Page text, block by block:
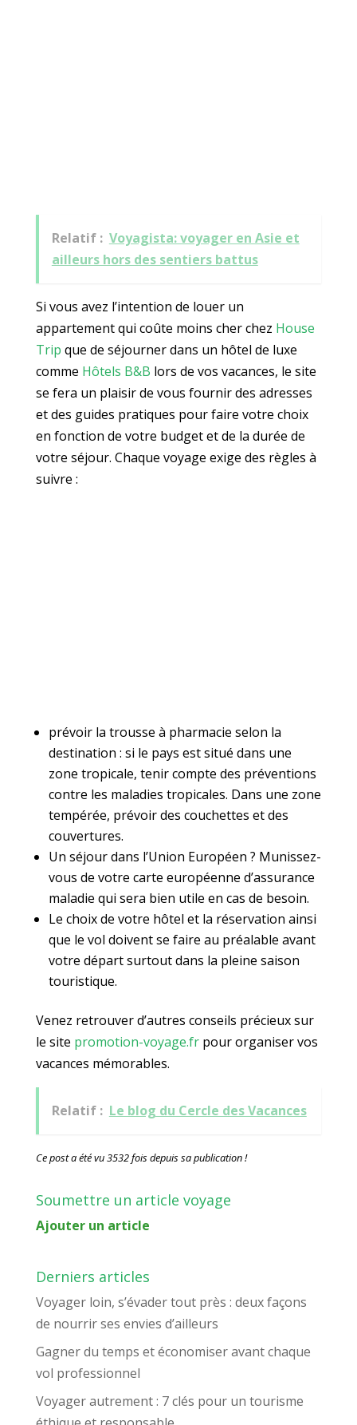
Relatif : Voyagista: voyager en Asie et
ailleurs hors des sentiers battus
Si vous avez l’intention de louer un
appartement qui coûte moins cher chez House
Trip que de séjourner dans un hôtel de luxe
comme Hôtels B&B lors de vos vacances, le site
se fera un plaisir de vous fournir des adresses
et des guides pratiques pour faire votre choix
en fonction de votre budget et de la durée de
votre séjour. Chaque voyage exige des règles à
suivre :
prévoir la trousse à pharmacie selon la
destination : si le pays est situé dans une
zone tropicale, tenir compte des préventions
contre les maladies tropicales. Dans une zone
tempérée, prévoir des couchettes et des
couvertures.
Un séjour dans l’Union Européen ? Munissez-
vous de votre carte européenne d’assurance
maladie qui sera bien utile en cas de besoin.
Le choix de votre hôtel et la réservation ainsi
que le vol doivent se faire au préalable avant
votre départ surtout dans la pleine saison
touristique.
Venez retrouver d’autres conseils précieux sur
le site promotion-voyage.frpour organiser vos
vacances mémorables.
Relatif : Le blog du Cercle des Vacances
Ce post a été vu 3532 fois depuis sa publication !
Soumettre un article voyage
Ajouter un article
Derniers articles
Voyager loin, s’évader tout près : deux façons
de nourrir ses envies d’ailleurs
Gagner du temps et économiser avant chaque
vol professionnel
Voyager autrement : 7 clés pour un tourisme